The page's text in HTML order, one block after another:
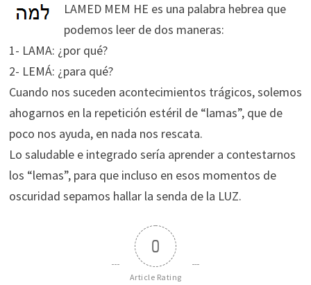
LAMED MEM HE es una palabra hebrea que
podemos leer de dos maneras:
1- LAMA: ¿por qué?
2- LEMÁ: ¿para qué?
Cuando nos suceden acontecimientos trágicos, solemos
ahogarnos en la repetición estéril de “lamas”, que de
poco nos ayuda, en nada nos rescata.
Lo saludable e integrado sería aprender a contestarnos
los “lemas”, para que incluso en esos momentos de
oscuridad sepamos hallar la senda de la LUZ.
0
Article Rating